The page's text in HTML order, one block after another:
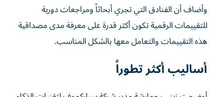
وأضاف أن الفنادق التي تجري أبحاثاً ومراجعات دورية
للتقييمات الرقمية تكون أكثر قدرة على معرفة مدى مصداقية
هذه التقييمات والتعامل معها بالشكل المناسب.
أساليب أكثر تطوراً